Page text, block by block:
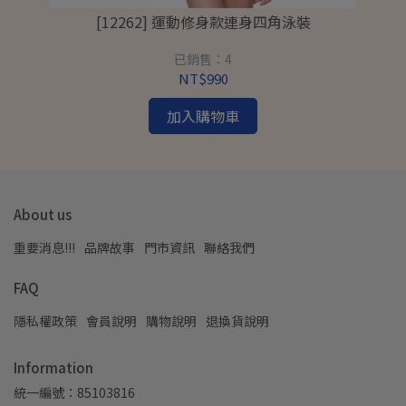
[12262] 運動修身款連身四角泳裝
已銷售：4
NT$990
加入購物車
About us
重要消息!!! 品牌故事 門市資訊 聯絡我們
FAQ
隱私權政策 會員說明 購物說明 退換貨說明
Information
統一編號：85103816